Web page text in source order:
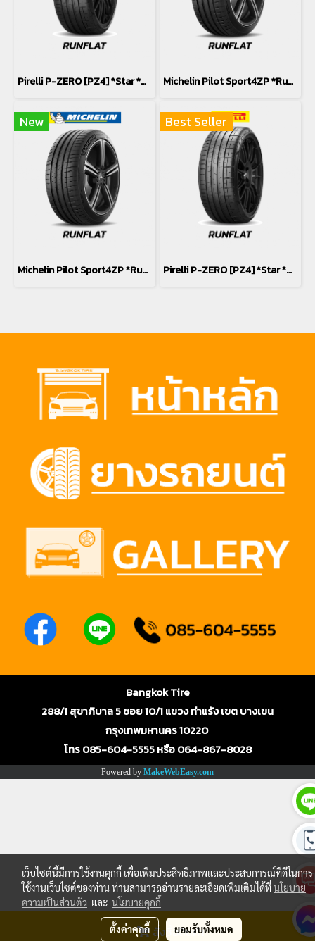
สั่งซื้อสินค้า
Pirelli P-ZERO [PZ4] *Star *Runflat 245/40R20 Michelin Pilot Sport4ZP *Runflat 275/35R20
New
Michelin Pilot Sport4ZP *Runflat 245/40R20
Best Seller
Pirelli P-ZERO [PZ4] *Star *Runflat 275/35R20
Bangkok Tire
288/1 สุขาภิบาล 5 ซอย 10/1 แขวง ท่าแร้ง เขต บางเขน
กรุงเทพมหานคร 10220
โทร 085-604-5555 หรือ 064-867-8028
Powered by MakeWebEasy.com
เว็บไซต์นี้มีการใช้งานคุกกี้ เพื่อเพิ่มประสิทธิภาพและประสบการณ์ที่ดีในการ
ใช้งานเว็บไซต์ของท่าน ท่านสามารถอ่านรายละเอียดเพิ่มเติมได้ที่นโยบาย
ความเป็นส่วนตัว และ นโยบายคุกกี้
ตั้งค่าคุกกี้ ยอมรับทั้งหมด